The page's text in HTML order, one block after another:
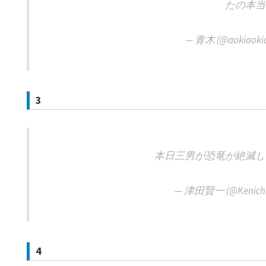
たの本
— 青木
3
本日三男が恐竜が絶滅
— 津田賢一
4